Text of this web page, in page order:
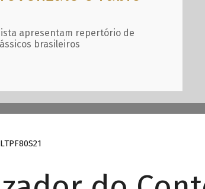
apresentam repertório de
brasileiros